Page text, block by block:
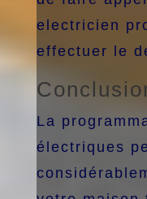
electricien
effectuer le
La
électriques